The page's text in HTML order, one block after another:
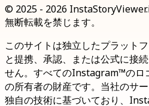
© 2025 - 2026
無断転載を禁じます。
このサイトは独立したプラット
と提携、承認、または公式に接
せん。すべてのInstagram™のロ
の所有者の財産です。当社のサ
独自の技術に基づいており、